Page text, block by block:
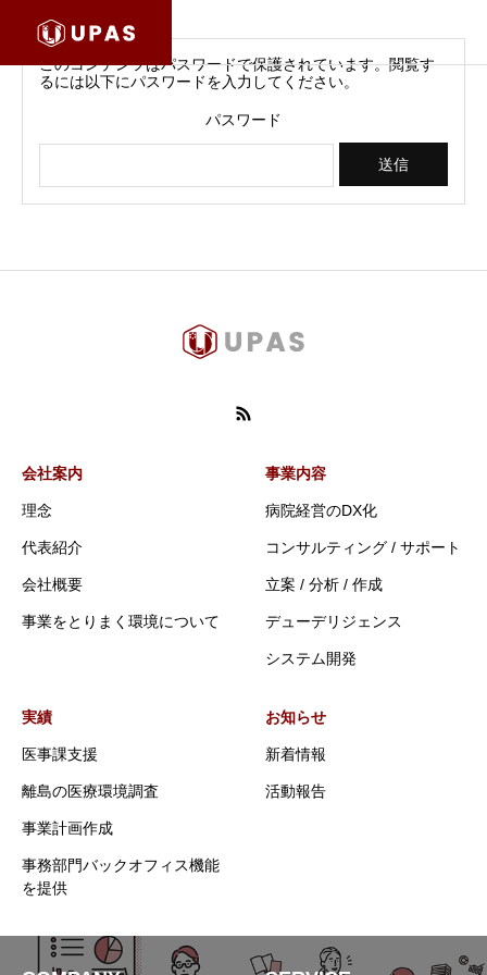
このコンテンツはパスワードで保護されています。閲覧す
るには以下にパスワードを入力してください。
パスワード
会社案内
理念
代表紹介
会社概要
事業をとりまく環境について
事業内容
病院経営のDX化
コンサルティング / サポート
立案 / 分析 / 作成
デューデリジェンス
システム開発
実績
医事課支援
離島の医療環境調査
事業計画作成
事務部門バックオフィス機能
を提供
お知らせ
新着情報
活動報告